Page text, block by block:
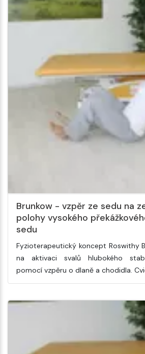
Brunkow - vzpěr ze sedu na
polohy vysokého
sedu
Fyzioterapeutický koncept Roswithy
na aktivaci svalů hlubokého
pomocí vzpěru o dlaně a chodidla.